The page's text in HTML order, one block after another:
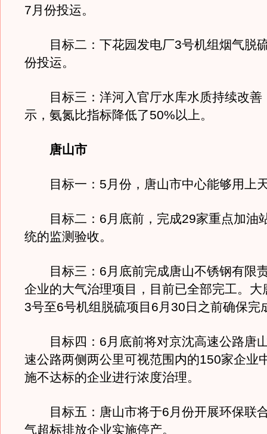
7月份投运。
目标二：下花园发电厂3号机组烟气脱
份投运。
目标三：洋河入官厅水库水质持续改善
示，氨氮比指标降低了50%以上。
唐山市
目标一：5月份，唐山市中心能够用上
目标二：6月底前，完成29家重点加油
统的监测验收。
目标三：6月底前完成唐山不锈钢有限
企业的大气治理项目，目前已全部完工。大
3号至6号机组脱硫项目6月30日之前确保完
目标四：6月底前将对京沈高速公路唐
速公路两侧两公里可视范围内的150家企业
施不达标的企业进行浓度治理。
目标五：唐山市将于6月份开展环保联
气超标排放企业实施停产。